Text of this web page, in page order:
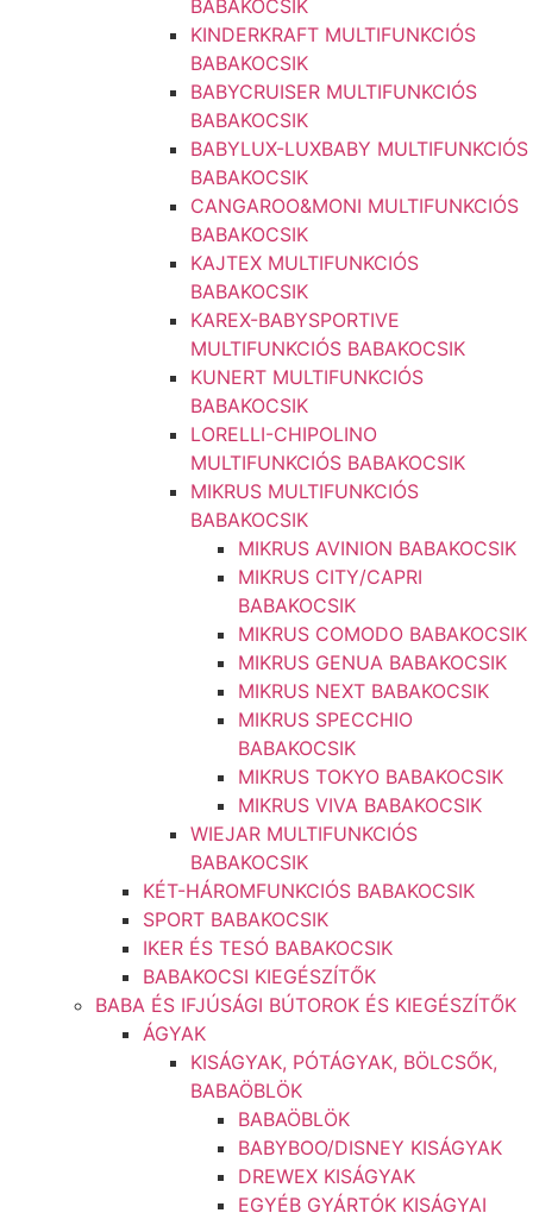
BABAKOCSIK
KINDERKRAFT MULTIFUNKCIÓS
BABAKOCSIK
BABYCRUISER MULTIFUNKCIÓS
BABAKOCSIK
BABYLUX-LUXBABY MULTIFUNKCIÓS
BABAKOCSIK
CANGAROO&MONI MULTIFUNKCIÓS
BABAKOCSIK
KAJTEX MULTIFUNKCIÓS
BABAKOCSIK
KAREX-BABYSPORTIVE
MULTIFUNKCIÓS BABAKOCSIK
KUNERT MULTIFUNKCIÓS
BABAKOCSIK
LORELLI-CHIPOLINO
MULTIFUNKCIÓS BABAKOCSIK
MIKRUS MULTIFUNKCIÓS
BABAKOCSIK
MIKRUS AVINION BABAKOCSIK
MIKRUS CITY/CAPRI
BABAKOCSIK
MIKRUS COMODO BABAKOCSIK
MIKRUS GENUA BABAKOCSIK
MIKRUS NEXT BABAKOCSIK
MIKRUS SPECCHIO
BABAKOCSIK
MIKRUS TOKYO BABAKOCSIK
MIKRUS VIVA BABAKOCSIK
WIEJAR MULTIFUNKCIÓS
BABAKOCSIK
KÉT-HÁROMFUNKCIÓS BABAKOCSIK
SPORT BABAKOCSIK
IKER ÉS TESÓ BABAKOCSIK
BABAKOCSI KIEGÉSZÍTŐK
BABA ÉS IFJÚSÁGI BÚTOROK ÉS KIEGÉSZÍTŐK
ÁGYAK
KISÁGYAK, PÓTÁGYAK, BÖLCSŐK,
BABAÖBLÖK
BABAÖBLÖK
BABYBOO/DISNEY KISÁGYAK
DREWEX KISÁGYAK
EGYÉB GYÁRTÓK KISÁGYAI